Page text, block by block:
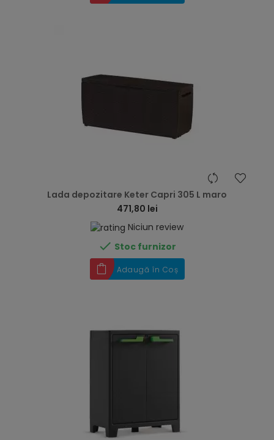
Lada depozitare Keter Capri 305 L maro
471,80 lei
Niciun review
 Stoc furnizor
Adaugă în Coș